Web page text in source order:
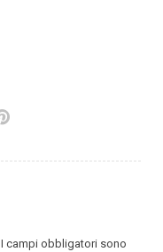
I campi obbligatori sono